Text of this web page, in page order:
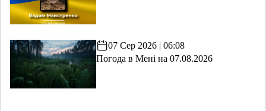
07 Сер 2026 | 06:08
Погода в Мені на 07.08.2026